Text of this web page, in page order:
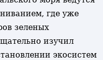
где уже
зеленых
изучил
экосистем